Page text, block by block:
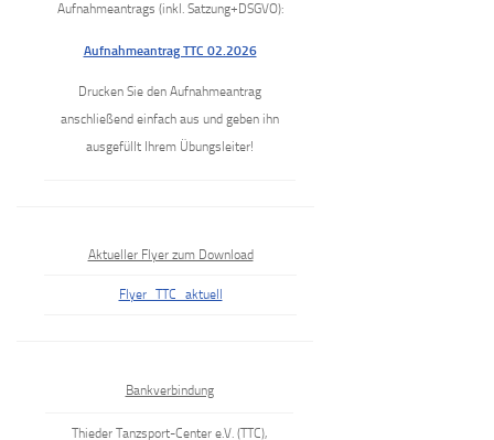
Aufnahmeantrags (inkl. Satzung+DSGVO):
Aufnahmeantrag TTC 02.2026
Drucken Sie den Aufnahmeantrag
anschließend einfach aus und geben ihn
ausgefüllt Ihrem Übungsleiter!
Aktueller Flyer zum Download
Flyer_TTC_aktuell
Bankverbindung
Thieder Tanzsport-Center e.V. (TTC),